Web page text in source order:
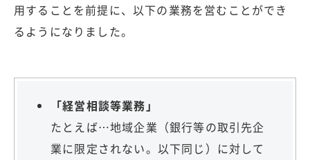
用することを前提に、以下の業務を営むことができ
るようになりました。
「経営相談等業務」
たとえば…地域企業（銀行等の取引先企
業に限定されない。以下同じ）に対して